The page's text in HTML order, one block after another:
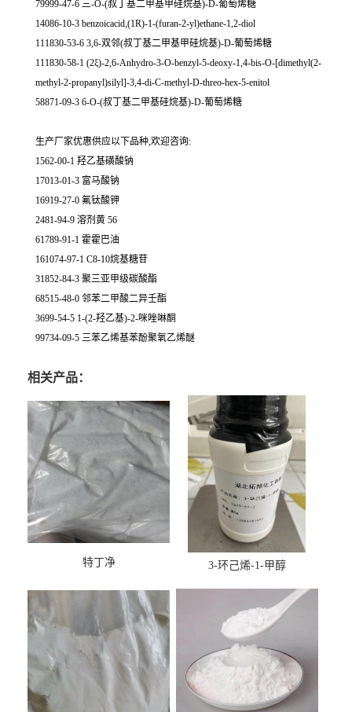
79999-47-6 三-O-(叔丁基二甲基甲硅烷基)-D-葡萄烯糖
14086-10-3 benzoicacid,(1R)-1-(furan-2-yl)ethane-1,2-diol
111830-53-6 3,6-双邻(叔丁基二甲基甲硅烷基)-D-葡萄烯糖
111830-58-1 (2ξ)-2,6-Anhydro-3-O-benzyl-5-deoxy-1,4-bis-O-[dimethyl(2-
methyl-2-propanyl)silyl]-3,4-di-C-methyl-D-threo-hex-5-enitol
58871-09-3 6-O-(叔丁基二甲基硅烷基)-D-葡萄烯糖
生产厂家优惠供应以下品种,欢迎咨询:
1562-00-1 羟乙基磺酸钠
17013-01-3 富马酸钠
16919-27-0 氟钛酸钾
2481-94-9 溶剂黄 56
61789-91-1 霍霍巴油
161074-97-1 C8-10烷基糖苷
31852-84-3 聚三亚甲级碳酸酯
68515-48-0 邻苯二甲酸二异壬酯
3699-54-5 1-(2-羟乙基)-2-咪唑啉酮
99734-09-5 三苯乙烯基苯酚聚氧乙烯醚
相关产品：
特丁净 3-环己烯-1-甲醇